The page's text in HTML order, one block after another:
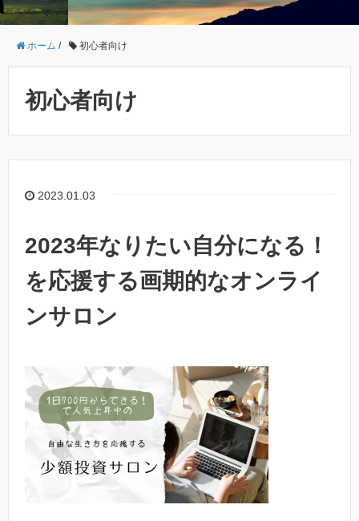
ホーム / 初心者向け
初心者向け
2023.01.03
2023年なりたい自分になる！
を応援する画期的なオンライ
ンサロン